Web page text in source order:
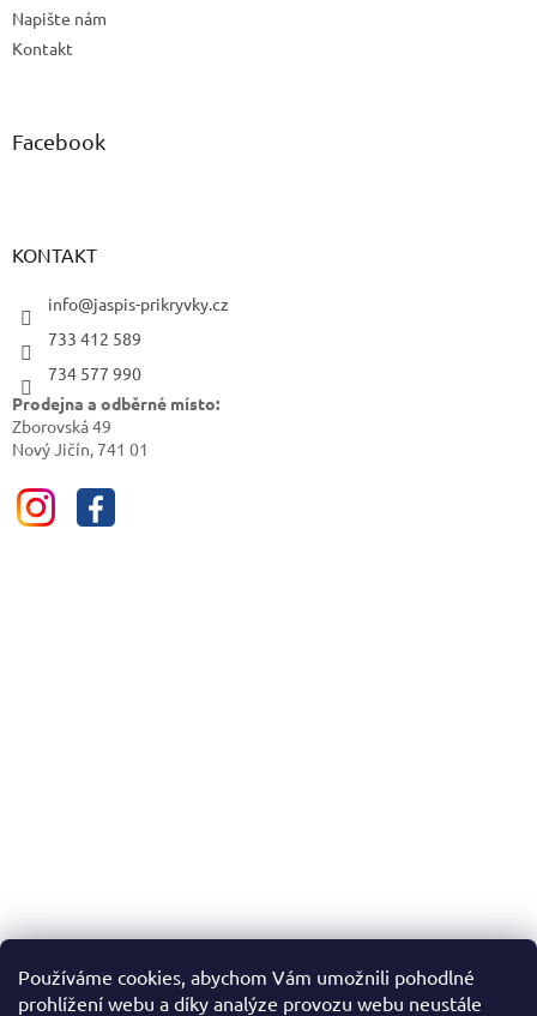
Používáme cookies, abychom Vám umožnili pohodlné
prohlížení webu a díky analýze provozu webu neustále
Napište nám
Kontakt
Facebook
KONTAKT
info@jaspis-prikryvky.cz
733 412 589
734 577 990
Prodejna a odběrné místo:
Zborovská 49
Nový Jičín, 741 01